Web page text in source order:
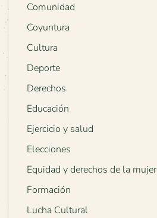
Comunidad
Coyuntura
Cultura
Deporte
Derechos
Educación
Ejercicio y salud
Elecciones
Equidad y derechos de la mujer
Formación
Lucha Cultural